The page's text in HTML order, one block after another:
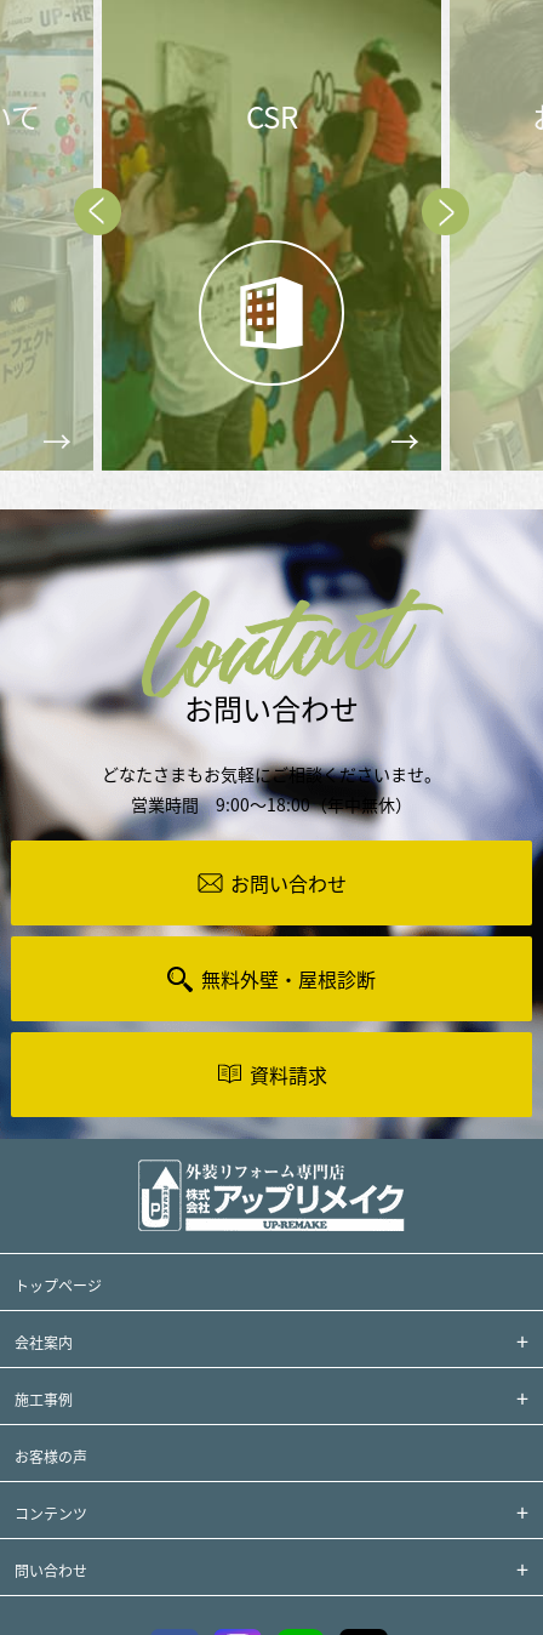
て CSR
Prev Next
Contact
お問い合わせ
どなたさまもお気軽にご相談くださいませ。
営業時間 9:00～18:00（年中無休）
お問い合わせ
無料外壁・屋根診断
資料請求
トップページ
会社案内
施工事例
お客様の声
コンテンツ
問い合わせ